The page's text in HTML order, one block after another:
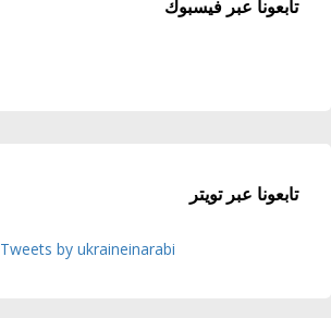
تابعونا عبر فيسبوك
تابعونا عبر تويتر
Tweets by ukraineinarabi